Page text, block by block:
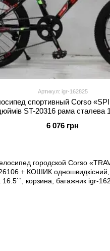
Артикул: igr-162825
спортивный Corso
ST-20316 рама сталева
6 076 грн